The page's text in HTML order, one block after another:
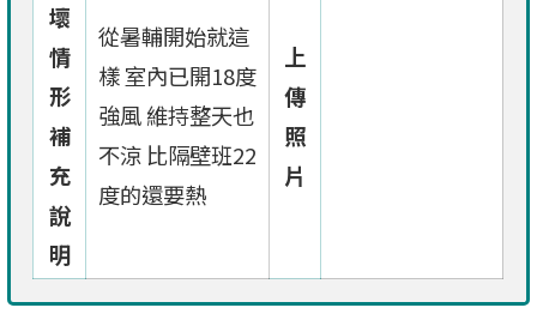
壞
情
形
補
充
說
明
從暑輔開始就這
樣 室內已開18度
強風 維持整天也
不涼 比隔壁班22
度的還要熱
上
傳
照
片